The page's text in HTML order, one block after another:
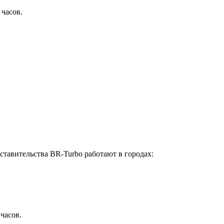
BR-Turbo работают в городах: